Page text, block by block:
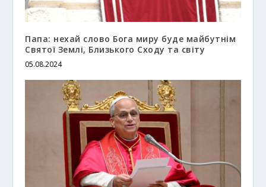
Папа: нехай слово Бога миру буде майбутнім
Святої Землі, Близького Сходу та світу
05.08.2024